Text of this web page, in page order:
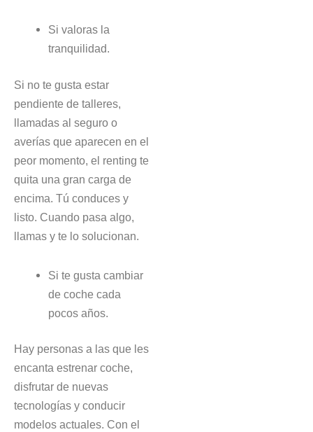
Si valoras la
tranquilidad.
Si no te gusta estar
pendiente de talleres,
llamadas al seguro o
averías que aparecen en el
peor momento, el renting te
quita una gran carga de
encima. Tú conduces y
listo. Cuando pasa algo,
llamas y te lo solucionan.
Si te gusta cambiar
de coche cada
pocos años.
Hay personas a las que les
encanta estrenar coche,
disfrutar de nuevas
tecnologías y conducir
modelos actuales. Con el